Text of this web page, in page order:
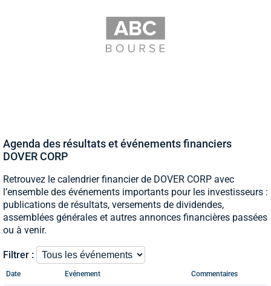
Agenda des résultats et événements financiers
DOVER CORP
Retrouvez le calendrier financier de DOVER CORP avec
l’ensemble des événements importants pour les investisseurs :
publications de résultats, versements de dividendes,
assemblées générales et autres annonces financières passées
ou à venir.
Filtrer :
Date Evénement Commentaires